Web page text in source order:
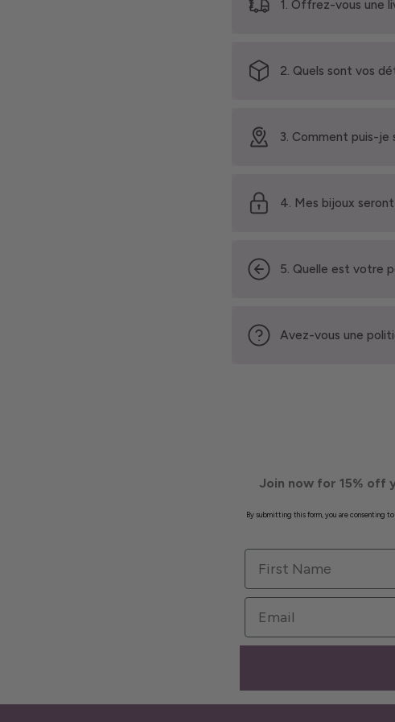
1. Offrez-vous une
2. Quels sont vos
3. Comment puis-je
4. Mes bijoux
5. Quelle est votre
Avez-vous une
Join now for 15% off
By submitting this form, you are consenting
First Name
Email